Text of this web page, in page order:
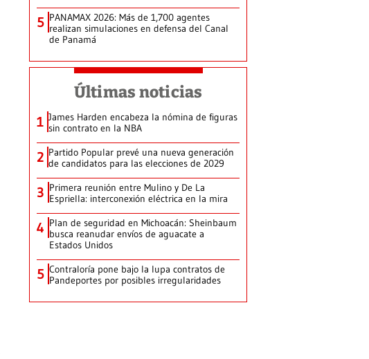
5 PANAMAX 2026: Más de 1,700 agentes
realizan simulaciones en defensa del Canal
de Panamá
Últimas noticias
1 James Harden encabeza la nómina de figuras
sin contrato en la NBA
2 Partido Popular prevé una nueva generación
de candidatos para las elecciones de 2029
3 Primera reunión entre Mulino y De La
Espriella: interconexión eléctrica en la mira
4 Plan de seguridad en Michoacán: Sheinbaum
busca reanudar envíos de aguacate a
Estados Unidos
5 Contraloría pone bajo la lupa contratos de
Pandeportes por posibles irregularidades